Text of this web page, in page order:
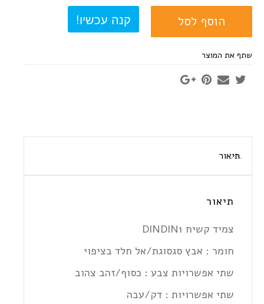
הוסף לסל
שתף את המוצר
תיאור
תיאור
צמיד קשיח DINDIN1
חומר : אבץ סגסוגת/אל חלד בציפוי
שתי אפשרויות צבע : כסוף/זהב צהוב
שתי אפשרויות : דק/עבה